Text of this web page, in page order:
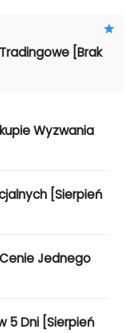
[Brak
Wyzwania
[Sierpień
Jednego
5 Dni [Sierpień